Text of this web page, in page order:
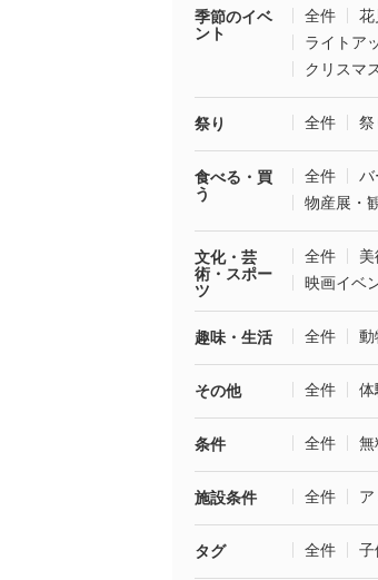
季節のイベ
ント
全件 花
ライトア
クリスマ
祭り 全件 祭
食べる・買
う
全件 バ
物産展・
文化・芸
術・スポー
ツ
全件
映画イベ
趣味・生活 全件 動
その他 全件 体
条件 全件 無
施設条件 全件
タグ 全件 子